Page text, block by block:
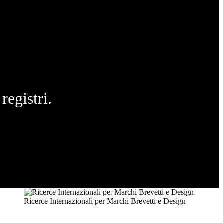
Ricerce Internazionali per Marchi Brevetti e Design